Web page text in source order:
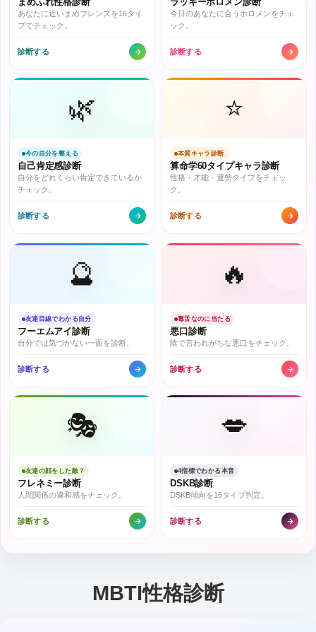
あなたに近いまめフレンズを16タイ
プでチェック。
診断する
今日のあなたに合うホロメンをチェ
ック。
診断する
🌿
今の自分を整える
自己肯定感診断
自分をどれくらい肯定できているか
チェック。
診断する
⭐
本質キャラ診断
算命学60タイプキャラ診断
性格・才能・運勢タイプをチェッ
ク。
診断する
🔮
友達目線でわかる自分
フーエムアイ診断
自分では気づかない一面を診断。
診断する
🔥
毒舌なのに当たる
悪口診断
陰で言われがちな悪口をチェック。
診断する
🎭
友達の顔をした敵？
フレネミー診断
人間関係の違和感をチェック。
診断する
💋
4指標でわかる本音
DSKB診断
DSKB傾向を16タイプ判定。
診断する
MBTI性格診断